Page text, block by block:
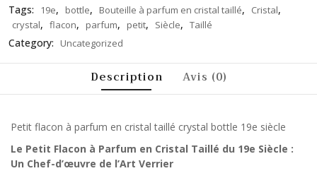
Tags: 19e, bottle, Bouteille à parfum en cristal taillé, Cristal,
crystal, flacon, parfum, petit, Siècle, Taillé
Category: Uncategorized
Description Avis (0)
Petit flacon à parfum en cristal taillé crystal bottle 19e siècle
Le Petit Flacon à Parfum en Cristal Taillé du 19e Siècle :
Un Chef-d’œuvre de l’Art Verrier